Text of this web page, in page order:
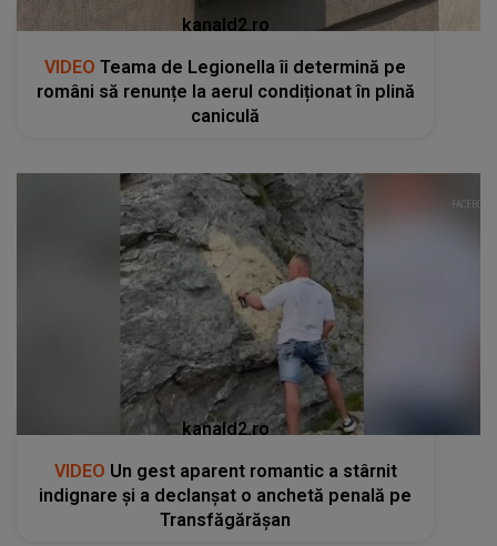
kanald2.ro
VIDEO Teama de Legionella îi determină pe
români să renunțe la aerul condiționat în plină
caniculă
kanald2.ro
VIDEO Un gest aparent romantic a stârnit
indignare și a declanșat o anchetă penală pe
Transfăgărășan